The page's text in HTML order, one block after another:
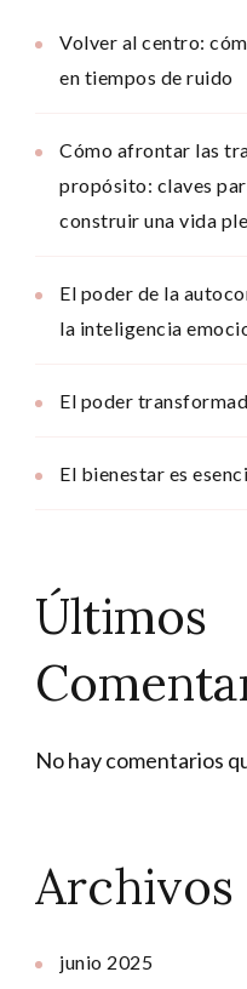
Volver al centro:
en tiempos de ruido
Cómo afrontar las
propósito: claves
construir una vida
El poder de la
la inteligencia
El poder
El bienestar es
Últimos
No hay comentarios
Archivos
junio 2025